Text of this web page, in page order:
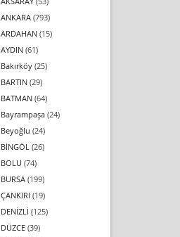
ANKARA(793)
ARDAHAN(15)
AYDIN(61)
Bakırköy(25)
BARTIN(29)
BATMAN(64)
Bayrampaşa(24)
Beyoğlu (24)
BİNGÖL (26)
BOLU (74)
BURSA(199)
ÇANKIRI (19)
DENİZLİ (125)
DÜZCE(39)